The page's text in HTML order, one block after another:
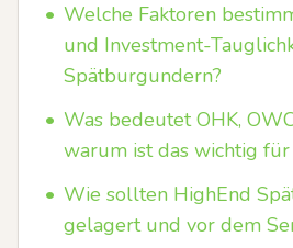
• Welche Faktoren
und Investment-
Spätburgundern?
• Was bedeutet OHK,
warum ist das wichtig
• Wie sollten HighEnd
gelagert und vor dem